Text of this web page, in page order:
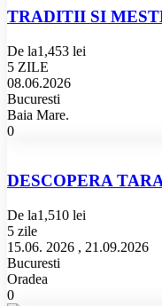
TRADITII SI
De la1,453 lei
5 ZILE
08.06.2026
Bucuresti
Baia Mare.
0
DESCOPERA
De la1,510 lei
5 zile
15.06. 2026 , 21.09.2026
Bucuresti
Oradea
0